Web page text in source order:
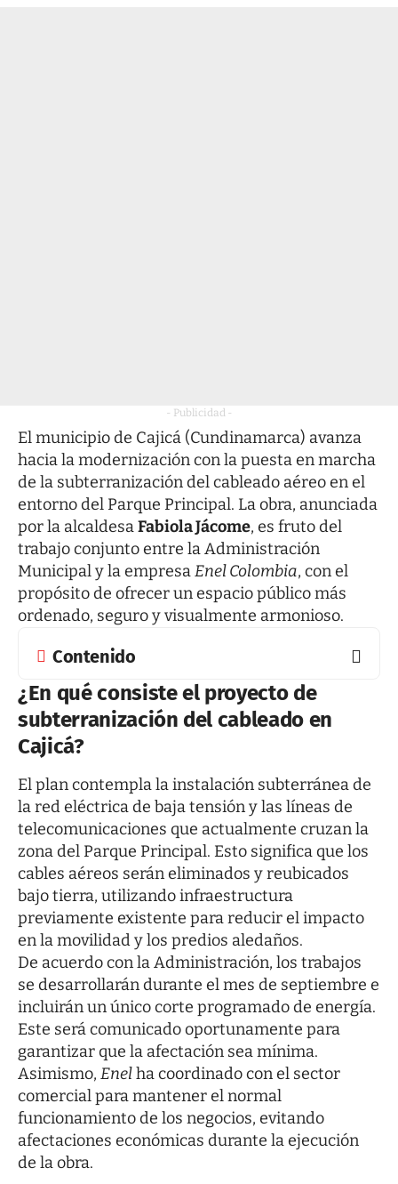
- Publicidad -
El municipio de Cajicá (Cundinamarca) avanza
hacia la modernización con la puesta en marcha
de la subterranización del cableado aéreo en el
entorno del Parque Principal. La obra, anunciada
por la alcaldesaFabiola Jácome, es fruto del
trabajo conjunto entre la Administración
Municipal y la empresaEnel Colombia, con el
propósito de ofrecer un espacio público más
ordenado, seguro y visualmente armonioso.
Contenido
¿En qué consiste el proyecto de
subterranización del cableado en
Cajicá?
El plan contempla la instalación subterránea de
la red eléctrica de baja tensión y las líneas de
telecomunicaciones que actualmente cruzan la
zona del Parque Principal. Esto significa que los
cables aéreos serán eliminados y reubicados
bajo tierra, utilizando infraestructura
previamente existente para reducir el impacto
en la movilidad y los predios aledaños.
De acuerdo con la Administración, los trabajos
se desarrollarán durante el mes de septiembre e
incluirán un único corte programado de energía.
Este será comunicado oportunamente para
garantizar que la afectación sea mínima.
Asimismo, Enelha coordinado con el sector
comercial para mantener el normal
funcionamiento de los negocios, evitando
afectaciones económicas durante la ejecución
de la obra.